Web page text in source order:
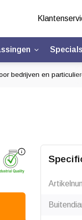
Specials
bedrijven en